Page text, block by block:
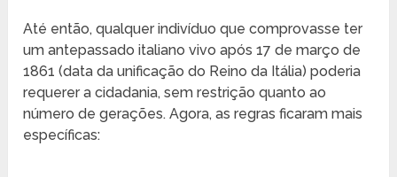
Até então, qualquer indivíduo que comprovasse ter
um antepassado italiano vivo após 17 de março de
1861 (data da unificação do Reino da Itália) poderia
requerer a cidadania, sem restrição quanto ao
número de gerações. Agora, as regras ficaram mais
específicas: